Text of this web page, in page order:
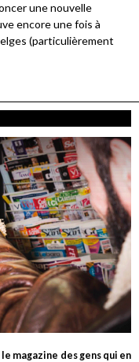
une nouvelle
encore une fois à
(particulièrement
magazine des gens qui en